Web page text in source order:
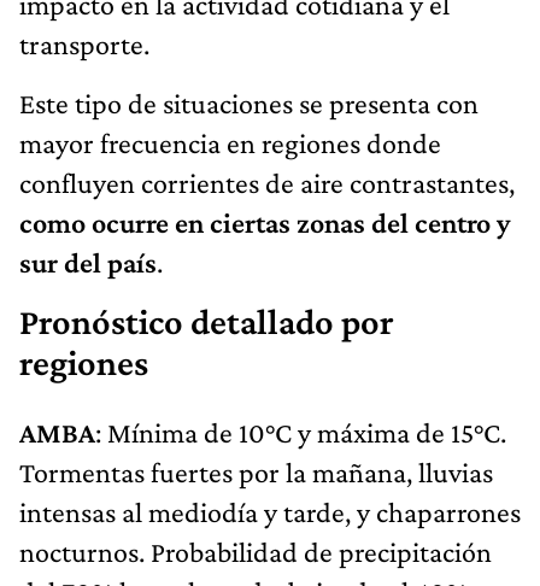
transporte.
Este tipo de situaciones se presenta con
mayor frecuencia en regiones donde
confluyen corrientes de aire contrastantes,
como ocurre en ciertas zonas del centro y
sur del país.
Pronóstico detallado por
regiones
AMBA: Mínima de 10°C y máxima de 15°C.
Tormentas fuertes por la mañana, lluvias
intensas al mediodía y tarde, y chaparrones
nocturnos. Probabilidad de precipitación